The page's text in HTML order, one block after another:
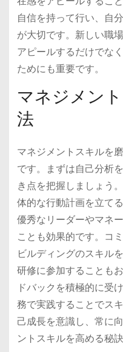
自信を持って行い、自
が大切です。新しい職
アピールするだけでな
ためにも重要です。
マネジメン
法
マネジメントスキルを
です。まずは自己分析
き点を把握しましょう
体的な行動計画を立て
優秀なリーダーやマネ
ことも効果的です。コ
ビルディングのスキル
研修に参加することも
ドバックを積極的に受
務で実践することでス
己成長を意識し、常に
ントスキルを高める秘訣